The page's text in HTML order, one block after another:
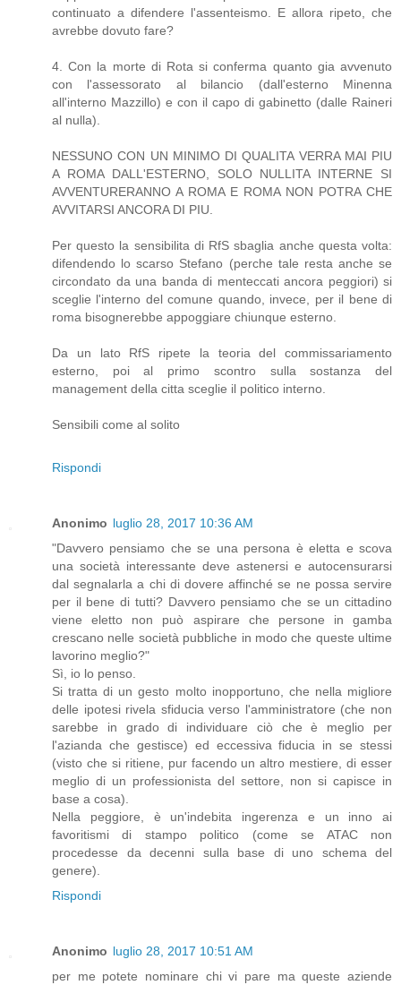
continuato a difendere l'assenteismo. E allora ripeto, che
avrebbe dovuto fare?
4. Con la morte di Rota si conferma quanto gia avvenuto
con l'assessorato al bilancio (dall'esterno Minenna
all'interno Mazzillo) e con il capo di gabinetto (dalle Raineri
al nulla).
NESSUNO CON UN MINIMO DI QUALITA VERRA MAI PIU
A ROMA DALL'ESTERNO, SOLO NULLITA INTERNE SI
AVVENTURERANNO A ROMA E ROMA NON POTRA CHE
AVVITARSI ANCORA DI PIU.
Per questo la sensibilita di RfS sbaglia anche questa volta:
difendendo lo scarso Stefano (perche tale resta anche se
circondato da una banda di menteccati ancora peggiori) si
sceglie l'interno del comune quando, invece, per il bene di
roma bisognerebbe appoggiare chiunque esterno.
Da un lato RfS ripete la teoria del commissariamento
esterno, poi al primo scontro sulla sostanza del
management della citta sceglie il politico interno.
Sensibili come al solito
Rispondi
Anonimo luglio 28, 2017 10:36 AM
"Davvero pensiamo che se una persona è eletta e scova
una società interessante deve astenersi e autocensurarsi
dal segnalarla a chi di dovere affinché se ne possa servire
per il bene di tutti? Davvero pensiamo che se un cittadino
viene eletto non può aspirare che persone in gamba
crescano nelle società pubbliche in modo che queste ultime
lavorino meglio?"
Sì, io lo penso.
Si tratta di un gesto molto inopportuno, che nella migliore
delle ipotesi rivela sfiducia verso l'amministratore (che non
sarebbe in grado di individuare ciò che è meglio per
l'azianda che gestisce) ed eccessiva fiducia in se stessi
(visto che si ritiene, pur facendo un altro mestiere, di esser
meglio di un professionista del settore, non si capisce in
base a cosa).
Nella peggiore, è un'indebita ingerenza e un inno ai
favoritismi di stampo politico (come se ATAC non
procedesse da decenni sulla base di uno schema del
genere).
Rispondi
Anonimo luglio 28, 2017 10:51 AM
per me potete nominare chi vi pare ma queste aziende